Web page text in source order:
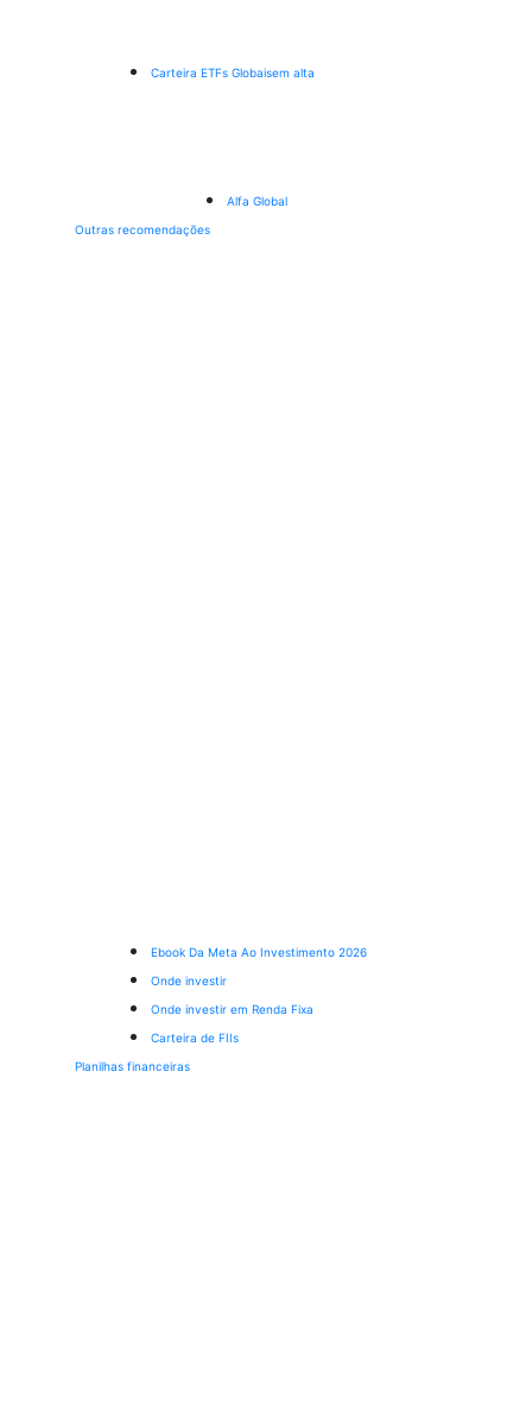
Carteira ETFs Globaisem alta
Alfa Global
Outras recomendações
Ebook Da Meta Ao Investimento 2026
Onde investir
Onde investir em Renda Fixa
Carteira de FIIs
Planilhas financeiras